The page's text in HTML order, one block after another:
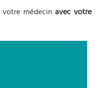
votre médecinavec votre